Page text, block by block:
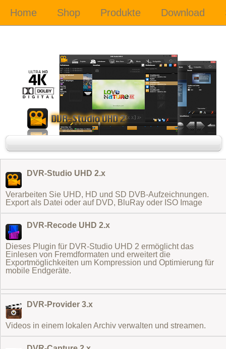
DVR-Studio UHD 2.x
Verarbeiten Sie UHD, HD und SD DVB-Aufzeichnungen.
Export als Datei oder auf DVD, BluRay oder ISO Image
DVR-Recode UHD 2.x
Dieses Plugin für DVR-Studio UHD 2 ermöglicht das
Einlesen von Fremdformaten und erweitert die
Exportmöglichkeiten um Kompression und Optimierung für
mobile Endgeräte.
DVR-Provider 3.x
Videos in einem lokalen Archiv verwalten und streamen.